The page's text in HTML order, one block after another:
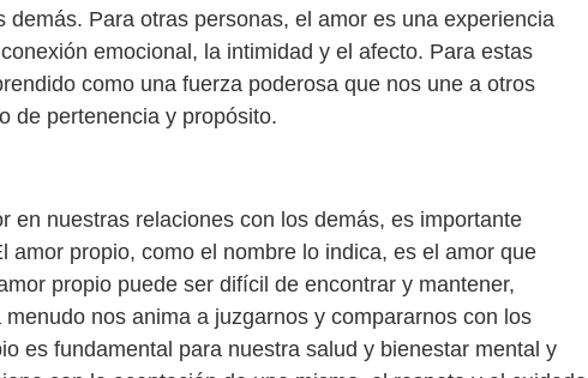
Para otras personas, el amor es una experiencia
emocional, la intimidad y el afecto. Para estas
como una fuerza poderosa que nos une a otros
de pertenencia y propósito.
en nuestras relaciones con los demás, es importante
amor propio, como el nombre lo indica, es el amor que
propio puede ser difícil de encontrar y mantener,
nos anima a juzgarnos y compararnos con los
es fundamental para nuestra salud y bienestar mental y